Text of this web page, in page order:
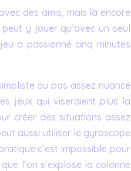
des amis, mais là encore
y jouer qu’avec un seul
a passionné cinq minutes
ou pas assez nuancé
jeux qui viseraient plus la
créer des situations assez
aussi utiliser le gyroscope
c’est impossible pour
l’on s’explose la colonne